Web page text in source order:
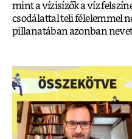
mint a vízisízők a víz
csodálattal teli félelemmel
pillanatában azonban